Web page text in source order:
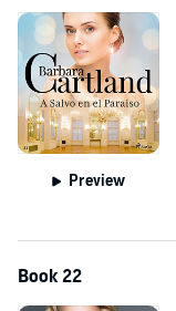
Preview
Book 22